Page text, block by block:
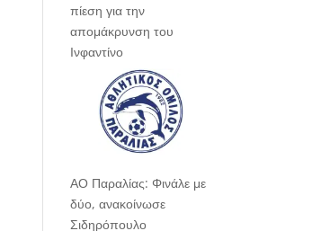
πίεση για την
απομάκρυνση του
Ινφαντίνο
ΑΟ Παραλίας: Φινάλε με
δύο, ανακοίνωσε
Σιδηρόπουλο